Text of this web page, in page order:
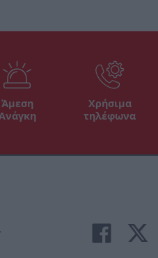
Άμεση
Χρήσιμα
τηλέφωνα